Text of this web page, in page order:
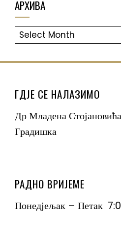
АРХИВА
АРХИВА
ГДЈЕ СЕ НАЛАЗИМО
Др Младена
Градишка
РАДНО ВРИЈЕМЕ
Понедјељак – Петак